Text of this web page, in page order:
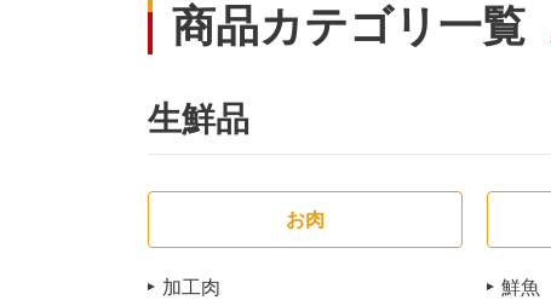
商品カテゴリ一覧
生鮮品
お肉
加工肉 鮮魚